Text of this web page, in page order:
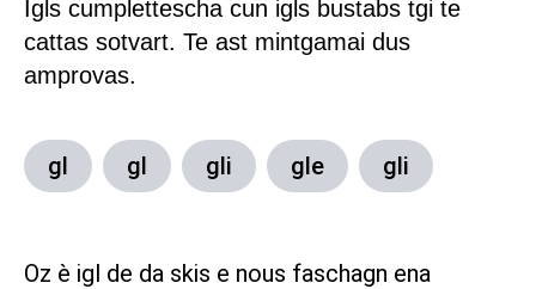
Igls cumplettescha cun igls bustabs tgi te
cattas sotvart. Te ast mintgamai dus
amprovas.
gl gl gli gle gli
Oz è igl de da skis e nous faschagn ena